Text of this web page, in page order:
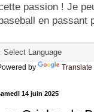
passion ! Je
en passant
by Translate
14 juin 2025